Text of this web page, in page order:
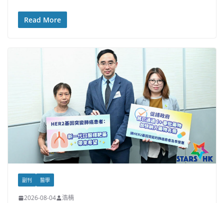
Read More
副刊 醫學
2026-08-04 浩楠